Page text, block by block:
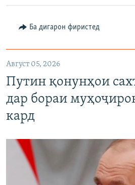
Ба дигарон фиристед
Август 05, 2026
Путин қонунҳои
дар бораи
кард